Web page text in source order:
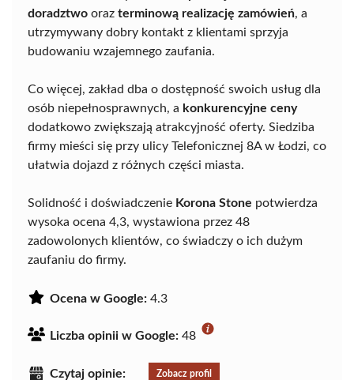
doradztwo oraz terminową realizację zamówień, a
utrzymywany dobry kontakt z klientami sprzyja
budowaniu wzajemnego zaufania.
Co więcej, zakład dba o dostępność swoich usług dla
osób niepełnosprawnych, a konkurencyjne ceny
dodatkowo zwiększają atrakcyjność oferty. Siedziba
firmy mieści się przy ulicy Telefonicznej 8A w Łodzi, co
ułatwia dojazd z różnych części miasta.
Solidność i doświadczenie Korona Stone potwierdza
wysoka ocena 4,3, wystawiona przez 48
zadowolonych klientów, co świadczy o ich dużym
zaufaniu do firmy.
Ocena w Google: 4.3
Liczba opinii w Google: 48
Czytaj opinie: Zobacz profil